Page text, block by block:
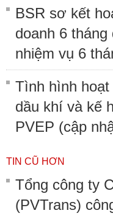
BSR sơ kết
doanh 6
nhiệm vụ 6
Tình hình
dầu khí và kế
PVEP (cập
TIN CŨ HƠN
Tổng công ty
(PVTrans)